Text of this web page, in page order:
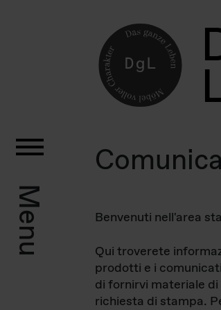
Menu Benvenuti nell'area
Qui troverete
prodotti e i
di fornirvi materiale
richiesta di stampa.